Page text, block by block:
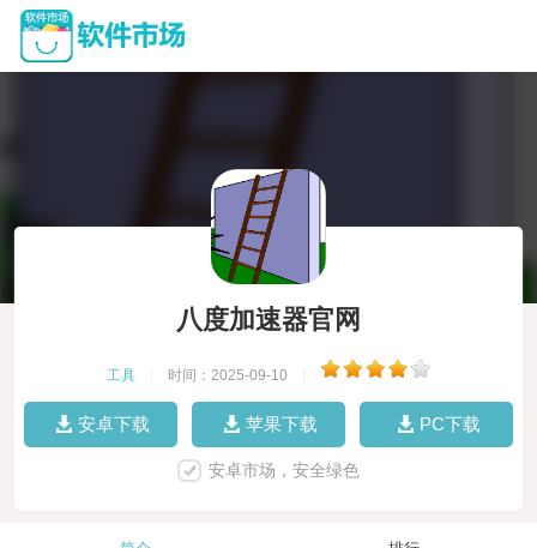
八度加速器官网
工具 时间：2025-09-10
安卓下载 苹果下载 PC下载
安卓市场，安全绿色